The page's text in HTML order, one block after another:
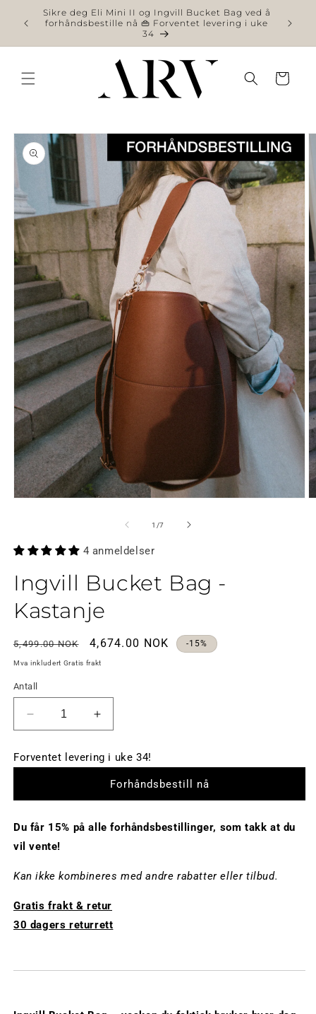
videre
til
Sikre deg Eli Mini II og Ingvill Bucket Bag ved å
forhåndsbestille nå 👜 Forventet levering i uke
34
Handlekurv
videre til
modal
1 /av
7
4 anmeldelser
Ingvill Bucket Bag -
Kastanje
Ordinær
pris
5,499.00 NOK Salgspris
4,674.00 NOK -15%
Mva inkludert Gratis frakt
Antall
Reduser
mengde
Ingvill
Kastanje
Øk
antall
av
Ingvill
Bucket
Kastanje
Forventet levering i uke 34!
Forhåndsbestill nå
Du får 15% på alle forhåndsbestillinger, som takk at du
vil vente!
Kan ikke kombineres med andre rabatter eller tilbud.
Gratis frakt & retur
30 dagers returrett